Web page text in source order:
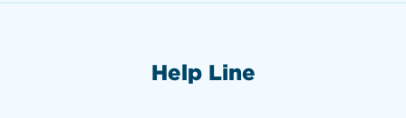
Help Line